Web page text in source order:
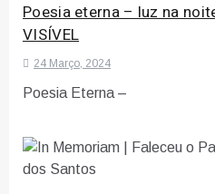
Poesia eterna – luz na
VISÍVEL
24 Março, 2024
Poesia Eterna –